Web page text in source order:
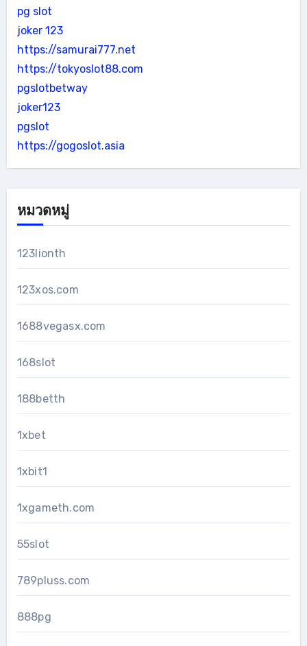
pg slot
joker 123
https://samurai777.net
https://tokyoslot88.com
pgslotbetway
joker123
pgslot
https://gogoslot.asia
หมวดหมู่
123lionth
123xos.com
1688vegasx.com
168slot
188betth
1xbet
1xbit1
1xgameth.com
55slot
789pluss.com
888pg